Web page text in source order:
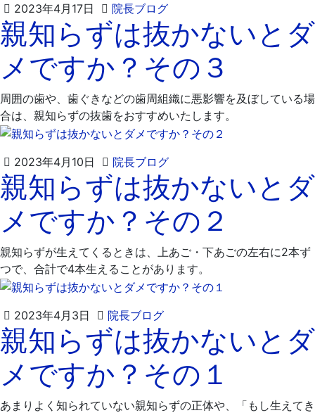
2023年4月17日 院長ブログ2023
年
4
月
26
日
飯
嶋
歯
科
医
院
親知らずは抜かないとダ
メですか？その３
周囲の歯や、歯ぐきなどの歯周組織に悪影響を及ぼしている場
合は、親知らずの抜歯をおすすめいたします。
2023年4月10日 院長ブログ2023
年
4
月
24
日
飯
嶋
歯
科
医
院
親知らずは抜かないとダ
メですか？その２
親知らずが生えてくるときは、上あご・下あごの左右に2本ず
つで、合計で4本生えることがあります。
2023年4月3日 院長ブログ2023
年
4
月
20
日
飯
嶋
歯
科
医
院
親知らずは抜かないとダ
メですか？その１
あまりよく知られていない親知らずの正体や、「もし生えてき